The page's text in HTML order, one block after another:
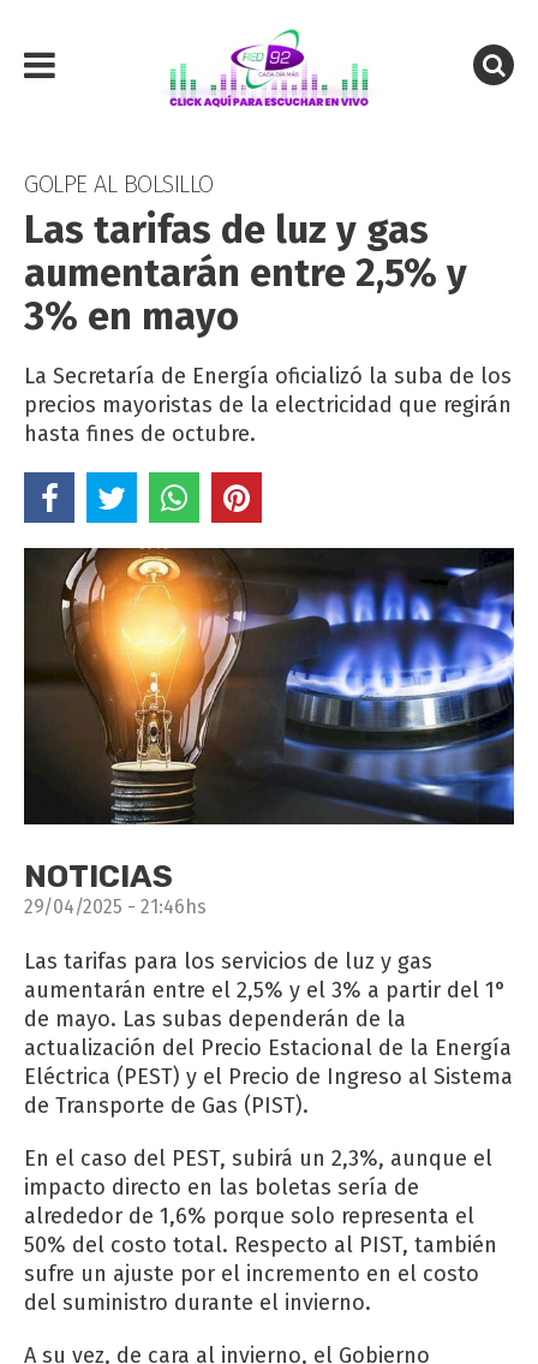
GOLPE AL BOLSILLO
Las tarifas de luz y gas
aumentarán entre 2,5% y
3% en mayo
La Secretaría de Energía oficializó la suba de los
precios mayoristas de la electricidad que regirán
hasta fines de octubre.
NOTICIAS
29/04/2025 - 21:46hs
Las tarifas para los servicios de luz y gas
aumentarán entre el 2,5% y el 3% a partir del 1°
de mayo. Las subas dependerán de la
actualización del Precio Estacional de la Energía
Eléctrica (PEST) y el Precio de Ingreso al Sistema
de Transporte de Gas (PIST).
En el caso del PEST, subirá un 2,3%, aunque el
impacto directo en las boletas sería de
alrededor de 1,6% porque solo representa el
50% del costo total. Respecto al PIST, también
sufre un ajuste por el incremento en el costo
del suministro durante el invierno.
A su vez, de cara al invierno, el Gobierno